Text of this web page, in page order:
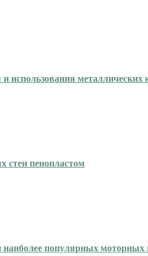
и использования металлических
стен пенопластом
наиболее популярных моторных